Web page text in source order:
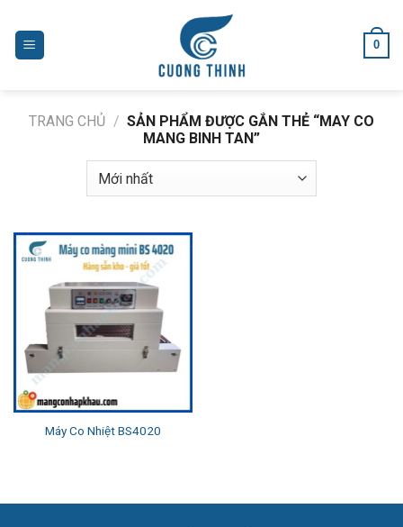
content
0
TRANG CHỦ / SẢN PHẨM ĐƯỢC GẮN THẺ “MAY CO
MANG BINH TAN”
Máy Co Nhiệt BS4020